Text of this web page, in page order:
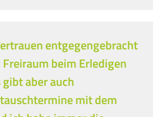
entgegengebracht
beim Erledigen
aber auch
mit dem